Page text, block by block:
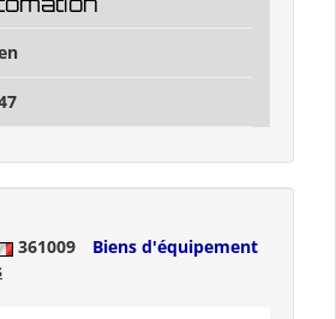
361009
Biens d'équipement